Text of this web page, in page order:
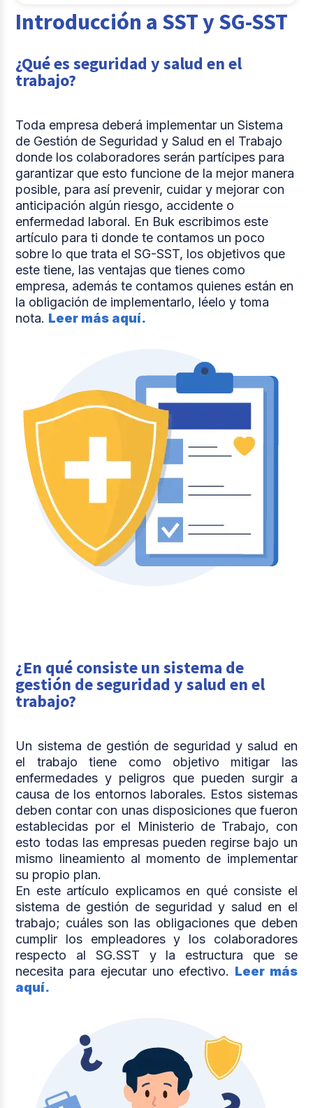
2.Entendiendo la política, normativa e
importancia de la SST
3.Capacitaciones, señalización SST y COPASST
Comparte
Introducción a SST y SG-SST
¿Qué es seguridad y salud en el
trabajo?
Toda empresa deberá implementar un Sistema
de Gestión de Seguridad y Salud en el Trabajo
donde los colaboradores serán partícipes para
garantizar que esto funcione de la mejor manera
posible, para así prevenir, cuidar y mejorar con
anticipación algún riesgo, accidente o
enfermedad laboral. En Buk escribimos este
artículo para ti donde te contamos un poco
sobre lo que trata el SG-SST, los objetivos que
este tiene, las ventajas que tienes como
empresa, además te contamos quienes están en
la obligación de implementarlo, léelo y toma
nota. Leer más aquí.
¿En qué consiste un sistema de
gestión de seguridad y salud en el
trabajo?
Un sistema de gestión de seguridad y salud en
el trabajo
tiene como objetivo mitigar las
enfermedades y peligros que pueden surgir a
causa de los entornos laborales. Estos sistemas
deben contar con unas disposiciones que fueron
establecidas por el Ministerio de Trabajo, con
esto todas las empresas pueden regirse bajo un
mismo lineamiento al momento de implementar
su propio plan.
En este artículo explicamos en qué consiste el
sistema de gestión de seguridad y salud en el
trabajo; cuáles son las obligaciones que deben
cumplir los empleadores y los colaboradores
respecto al SG.SST y la estructura que se
necesita para ejecutar uno efectivo. Leer más
aquí.